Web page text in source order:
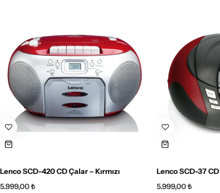
Lenco SCD-420 CD Çalar – Kırmızı
5.999,00₺
Lenco SCD-37
5.999,00₺